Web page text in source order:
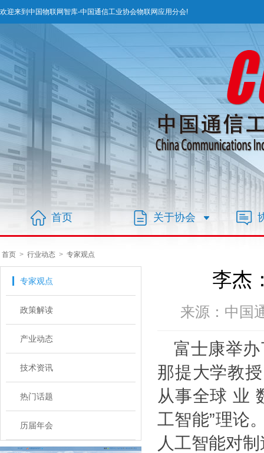
欢迎来到中国物联网智库-中国通信工业协会物联网应用分会!
首页 关于协会
首页 > 行业动态 > 专家观点
专家观点
政策解读
产业动态
技术资讯
热门话题
历届年会
李杰
来源：中国
富士康举
那提大学教
从事全球 业
工智能”理论
人工智能对